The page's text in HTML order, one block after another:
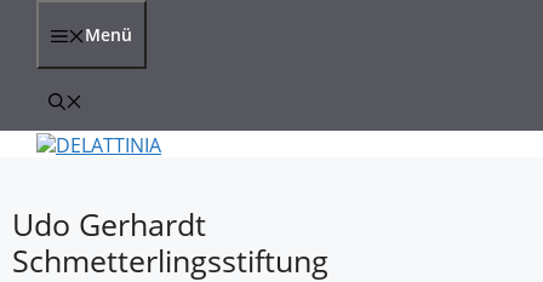
Zum
Menü
Udo Gerhardt
Schmetterlingsstiftung